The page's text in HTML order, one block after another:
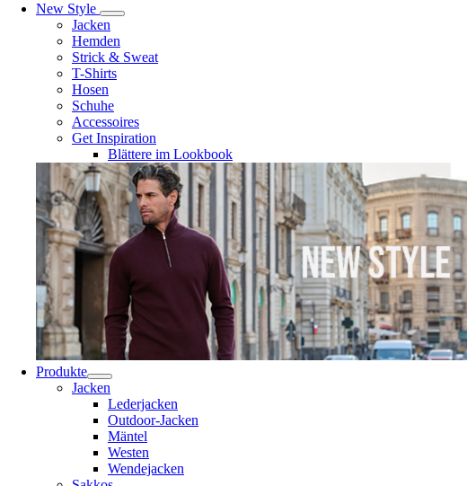
New Style
Jacken
Hemden
Strick & Sweat
T-Shirts
Hosen
Schuhe
Accessoires
Get Inspiration
Blättere im Lookbook
Produkte
Jacken
Lederjacken
Outdoor-Jacken
Mäntel
Westen
Wendejacken